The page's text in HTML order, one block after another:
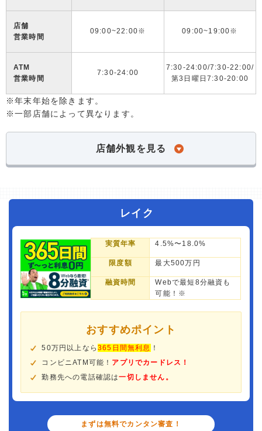
店舗
営業時間
09:00~22:00※ 09:00~19:00※
ATM
営業時間
7:30-24:00
7:30-24:00/7:30-22:00/
第3日曜日7:30-20:00
※年末年始を除きます。
※一部店舗によって異なります。
店舗外観を見る
レイク
実質年率 4.5%〜18.0%
限度額 最大500万円
融資時間
Webで最短8分融資も
可能！※
おすすめポイント
50万円以上なら365日間無利息 ！
コンビニATM可能！ アプリでカードレス！
勤務先への電話確認は一切しません。
まずは無料でカンタン審査！